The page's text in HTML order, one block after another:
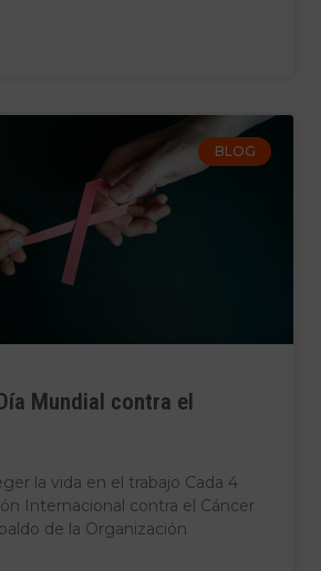
BLOG
Mundial contra el
la vida en el trabajo Cada 4
Internacional contra el Cáncer
de la Organización